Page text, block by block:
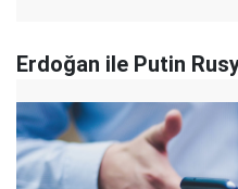
Erdoğan ile Putin